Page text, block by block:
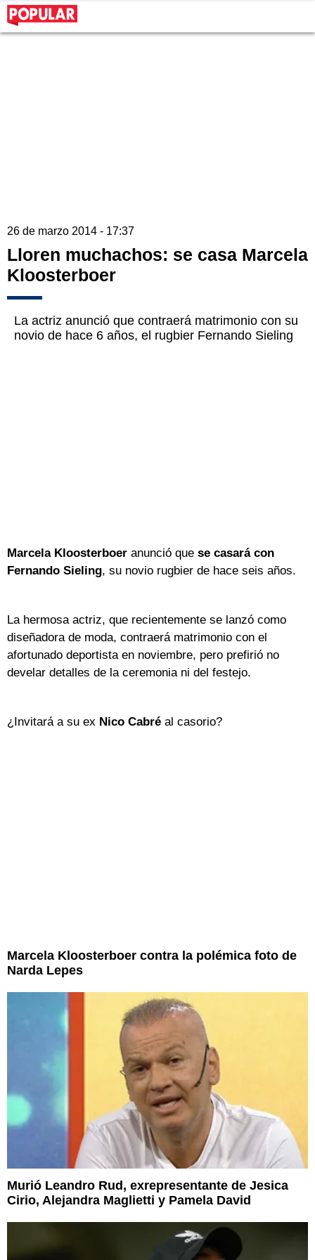
26 de marzo 2014 - 17:37
Lloren muchachos: se casa Marcela
Kloosterboer
La actriz anunció que contraerá matrimonio con su
novio de hace 6 años, el rugbier Fernando Sieling
Marcela Kloosterboer anunció que se casará con
Fernando Sieling, su novio rugbier de hace seis años.
La hermosa actriz, que recientemente se lanzó como
diseñadora de moda, contraerá matrimonio con el
afortunado deportista en noviembre, pero prefirió no
develar detalles de la ceremonia ni del festejo.
¿Invitará a su ex Nico Cabré al casorio?
Marcela Kloosterboer contra la polémica foto de
Narda Lepes
Murió Leandro Rud, exrepresentante de Jesica
Cirio, Alejandra Maglietti y Pamela David